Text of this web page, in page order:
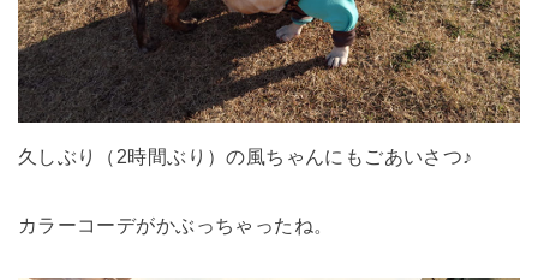
久しぶり（2時間ぶり）の風ちゃんにもごあいさつ♪
カラーコーデがかぶっちゃったね。